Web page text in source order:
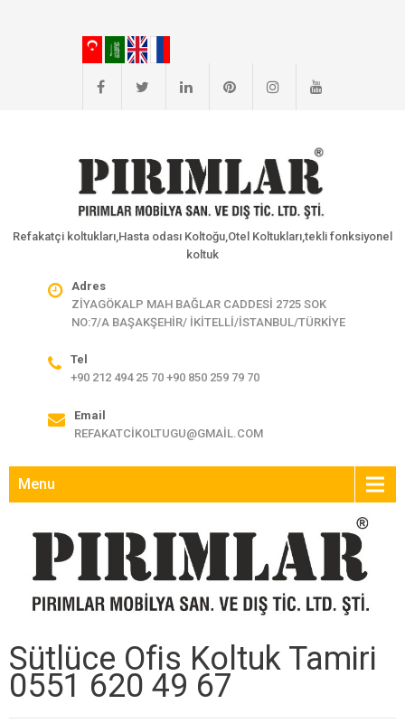
Refakatçi koltukları,Hasta odası Koltoğu,Otel Koltukları,tekli fonksiyonel
koltuk
Adres
ZİYAGÖKALP MAH BAĞLAR CADDESİ 2725 SOK
NO:7/A BAŞAKŞEHİR/ İKİTELLİ/İSTANBUL/TÜRKİYE
Tel
+90 212 494 25 70 +90 850 259 79 70
Email
REFAKATCIKOLTUGU@GMAIL.COM
Menu
Sütlüce Ofis Koltuk Tamiri
0551 620 49 67